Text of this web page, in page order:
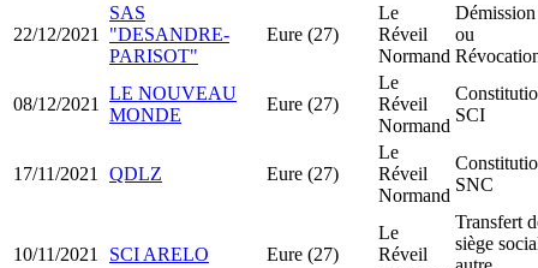
22/12/2021
SAS
"DESANDRE-
PARISOT"
Eure (27)
Le
Réveil
Normand
Démission
ou
08/12/2021
LE NOUVEAU
MONDE
Eure (27)
Le
Réveil
Normand
SCI
17/11/2021 QDLZ Eure (27)
Le
Réveil
Normand
SNC
10/11/2021 SCI ARELO Eure (27)
Le
Réveil
Transfert
siège